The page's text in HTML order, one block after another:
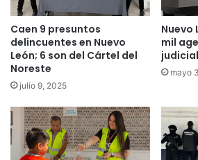
Caen 9 presuntos
delincuentes en Nuevo
León; 6 son del Cártel del
Noreste
julio 9, 2025
Nuevo
mil
mayo